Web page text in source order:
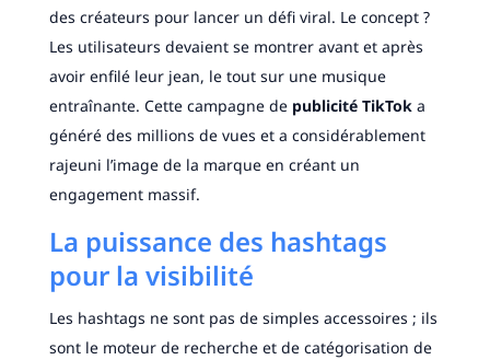
des créateurs pour lancer un défi viral. Le concept ?
Les utilisateurs devaient se montrer avant et après
avoir enfilé leur jean, le tout sur une musique
entraînante. Cette campagne de publicité TikToka
généré des millions de vues et a considérablement
rajeuni l’image de la marque en créant un
engagement massif.
La puissance des hashtags
pour la visibilité
Les hashtags ne sont pas de simples accessoires ; ils
sont le moteur de recherche et de catégorisation de